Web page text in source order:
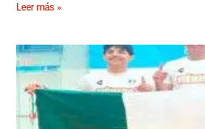
Leer más »